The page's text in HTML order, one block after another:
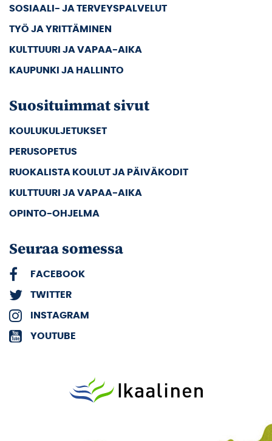
SOSIAALI- JA TERVEYSPALVELUT
TYÖ JA YRITTÄMINEN
KULTTUURI JA VAPAA-AIKA
KAUPUNKI JA HALLINTO
Suosituimmat sivut
KOULUKULJETUKSET
PERUSOPETUS
RUOKALISTA KOULUT JA PÄIVÄKODIT
KULTTUURI JA VAPAA-AIKA
OPINTO-OHJELMA
Seuraa somessa
FACEBOOK
TWITTER
INSTAGRAM
YOUTUBE